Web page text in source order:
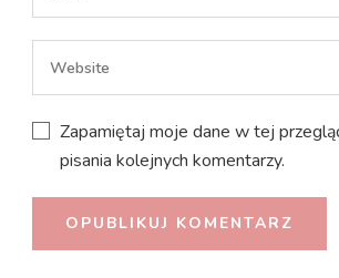
Zapamiętaj moje dane w tej
pisania kolejnych komentarzy.